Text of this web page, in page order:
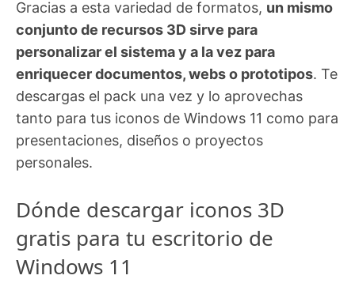
Gracias a esta variedad de formatos, un mismo
conjunto de recursos 3D sirve para
personalizar el sistema y a la vez para
enriquecer documentos, webs o prototipos. Te
descargas el pack una vez y lo aprovechas
tanto para tus iconos de Windows 11 como para
presentaciones, diseños o proyectos
personales.
Dónde descargar iconos 3D
gratis para tu escritorio de
Windows 11